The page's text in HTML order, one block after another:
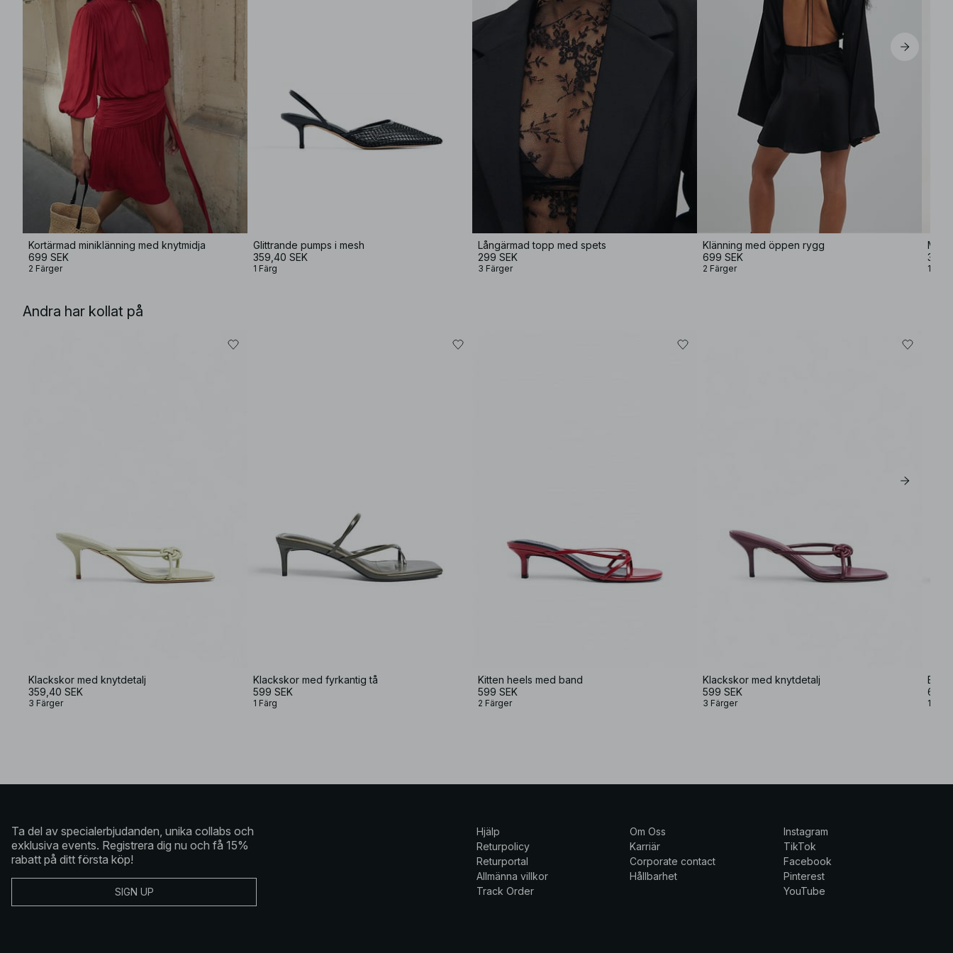
Kortärmad miniklänning med knytmidja
699 SEK
2 Färger
Glittrande pumps i mesh
359,40 SEK
1 Färg
Långärmad topp med spets
299 SEK
3 Färger
Klänning med öppen rygg
699 SEK
2 Färger
349
1 Färg
Andra har kollat på
Klackskor med knytdetalj
359,40 SEK
3 Färger
Klackskor med fyrkantig tå
599 SEK
1 Färg
Kitten heels med band
599 SEK
2 Färger
Klackskor med knytdetalj
599 SEK
3 Färger
699
1 Färg
Ta del av specialerbjudanden, unika collabs och
exklusiva events. Registrera dig nu och få 15%
rabatt på ditt första köp!
SIGN UP
Hjälp
Returpolicy
Returportal
Allmänna villkor
Track Order
Om Oss
Karriär
Corporate contact
Hållbarhet
Instagram
TikTok
Facebook
Pinterest
YouTube